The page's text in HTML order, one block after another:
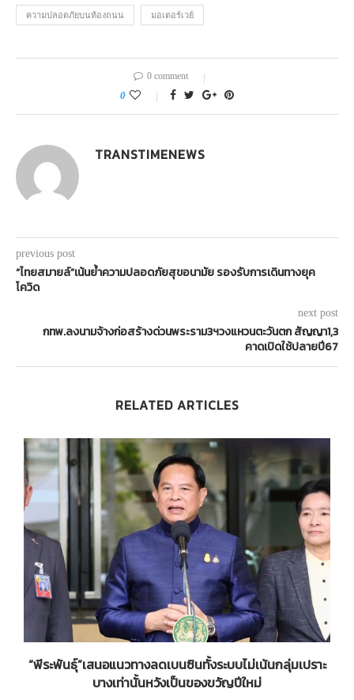
ความปลอดภัยบนท้องถนน มอเตอร์เวย์
0 comment
0
TRANSTIMENEWS
previous post
“ไทยสมายล์”เน้นย้ำความปลอดภัยสุขอนามัย รองรับการเดินทางยุค
โควิด
next post
กทพ.ลงนามจ้างก่อสร้างด่วนพระราม3ฯวงแหวนตะวันตก สัญญา1,3
คาดเปิดใช้ปลายปี67
RELATED ARTICLES
“พีระพันธุ์”เสนอแนวทางลดเบนซินทั้งระบบไม่เน้นกลุ่มเปราะ
บางเท่านั้นหวังเป็นของขวัญปีใหม่